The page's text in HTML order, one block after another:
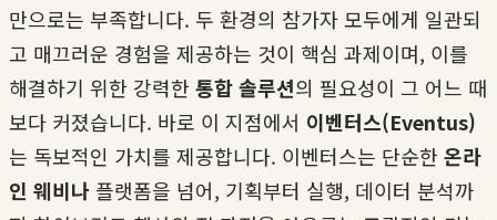
만으로는 부족합니다. 두 환경의 참가자 모두에게 일관되
고 매끄러운 경험을 제공하는 것이 핵심 과제이며, 이를
해결하기 위한 강력한 통합 솔루션의 필요성이 그 어느 때
보다 커졌습니다. 바로 이 지점에서 이벤터스(Eventus)
는 독보적인 가치를 제공합니다. 이벤터스는 단순한 온라
인 웨비나 플랫폼을 넘어, 기획부터 실행, 데이터 분석까